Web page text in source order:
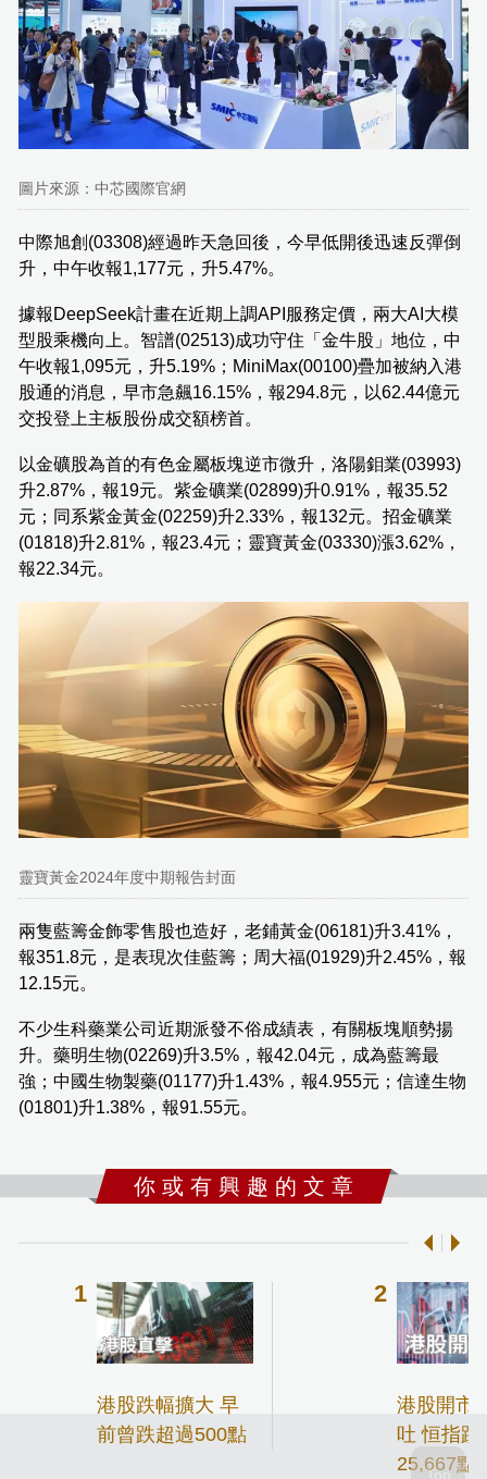
圖片來源：中芯國際官網
中際旭創(03308)經過昨天急回後，今早低開後迅速反彈倒
升，中午收報1,177元，升5.47%。
據報DeepSeek計畫在近期上調API服務定價，兩大AI大模
型股乘機向上。智譜(02513)成功守住「金牛股」地位，中
午收報1,095元，升5.19%；MiniMax(00100)疊加被納入港
股通的消息，早市急飆16.15%，報294.8元，以62.44億元
交投登上主板股份成交額榜首。
以金礦股為首的有色金屬板塊逆市微升，洛陽鉬業(03993)
升2.87%，報19元。紫金礦業(02899)升0.91%，報35.52
元；同系紫金黃金(02259)升2.33%，報132元。招金礦業
(01818)升2.81%，報23.4元；靈寶黃金(03330)漲3.62%，
報22.34元。
靈寶黃金2024年度中期報告封面
兩隻藍籌金飾零售股也造好，老鋪黃金(06181)升3.41%，
報351.8元，是表現次佳藍籌；周大福(01929)升2.45%，報
12.15元。
不少生科藥業公司近期派發不俗成績表，有關板塊順勢揚
升。藥明生物(02269)升3.5%，報42.04元，成為藍籌最
強；中國生物製藥(01177)升1.43%，報4.955元；信達生物
(01801)升1.38%，報91.55元。
你 或 有 興 趣 的 文 章
港股跌幅擴大 早
前曾跌超過500點
港股開市
吐 恒指跌
25,667點